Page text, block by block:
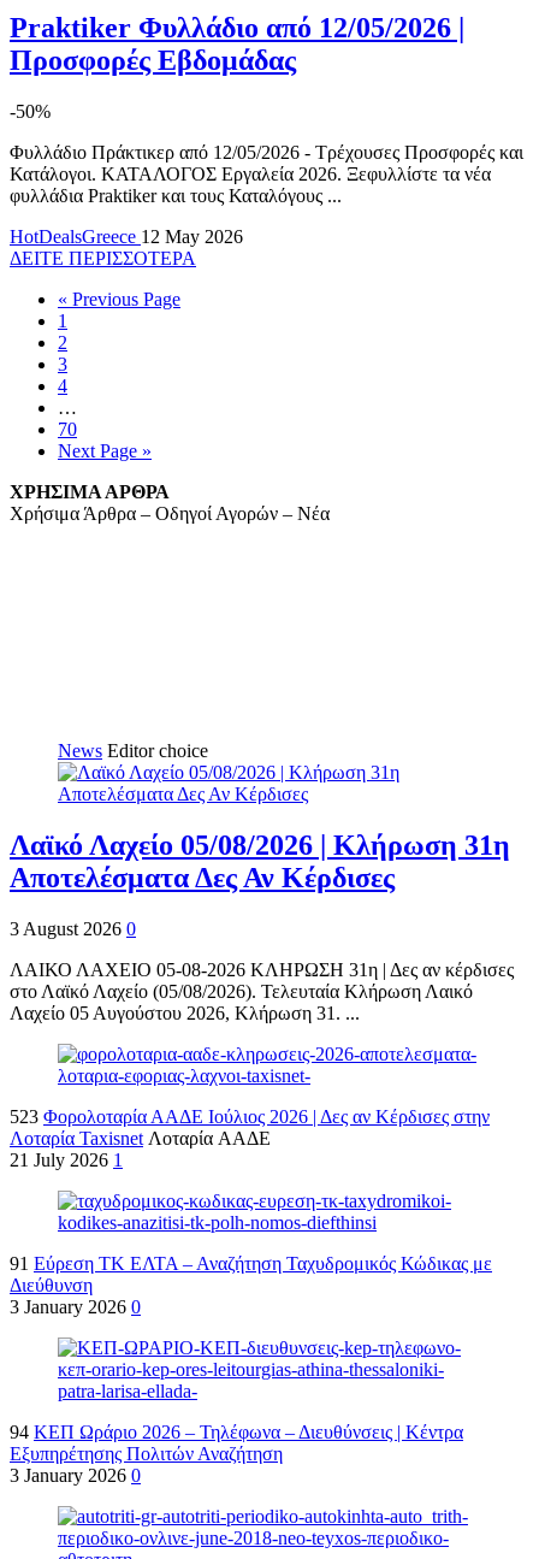
Praktiker Φυλλάδιο από 12/05/2026 |
Προσφορές Εβδομάδας
-50%
Φυλλάδιο Πράκτικερ από 12/05/2026 - Τρέχουσες Προσφορές και
Κατάλογοι. ΚΑΤΑΛΟΓΟΣ Εργαλεία 2026. Ξεφυλλίστε τα νέα
φυλλάδια Praktiker και τους Καταλόγους ...
HotDealsGreece 12 May 2026
ΔΕΙΤΕ ΠΕΡΙΣΣΟΤΕΡΑ
« Previous Page
1
2
3
4
…
70
Next Page »
ΧΡΗΣΙΜΑ ΑΡΘΡΑ
Χρήσιμα Άρθρα – Οδηγοί Αγορών – Νέα
News Editor choice
Λαϊκό Λαχείο 05/08/2026 | Κλήρωση 31η
Αποτελέσματα Δες Αν Κέρδισες
3 August 2026 0
ΛΑΙΚΟ ΛΑΧΕΙΟ 05-08-2026 ΚΛΗΡΩΣΗ 31η | Δες αν κέρδισες
στο Λαϊκό Λαχείο (05/08/2026). Τελευταία Κλήρωση Λαικό
Λαχείο 05 Αυγούστου 2026, Κλήρωση 31. ...
523 Φορολοταρία ΑΑΔΕ Ιούλιος 2026 | Δες αν Κέρδισες στην
Λοταρία Taxisnet Λοταρία AΑΔΕ
21 July 2026 1
91 Εύρεση ΤΚ ΕΛΤΑ – Αναζήτηση Ταχυδρομικός Κώδικας με
Διεύθυνση
3 January 2026 0
94 ΚΕΠ Ωράριο 2026 – Τηλέφωνα – Διευθύνσεις | Κέντρα
Εξυπηρέτησης Πολιτών Αναζήτηση
3 January 2026 0